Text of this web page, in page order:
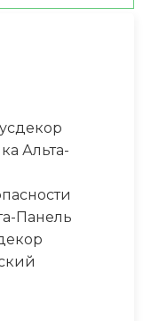
Альта-
Панель